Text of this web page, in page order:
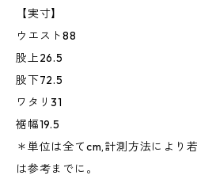
【実寸】
ウエスト88
股上26.5
股下72.5
ワタリ31
裾幅19.5
＊単位は全てcm,計測方法により
は参考までに。